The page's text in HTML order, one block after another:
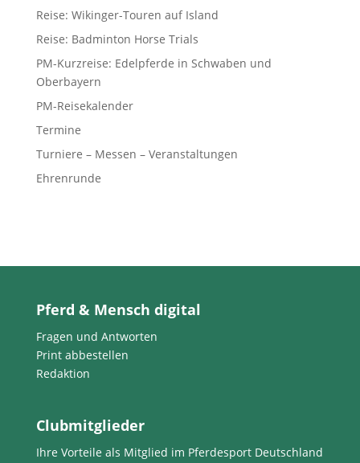
Reise: Wikinger-Touren auf Island
Reise: Badminton Horse Trials
PM-Kurzreise: Edelpferde in Schwaben und
Oberbayern
PM-Reisekalender
Termine
Turniere – Messen – Veranstaltungen
Ehrenrunde
Pferd & Mensch digital
Fragen und Antworten
Print abbestellen
Redaktion
Clubmitglieder
Ihre Vorteile als Mitglied im Pferdesport Deutschland